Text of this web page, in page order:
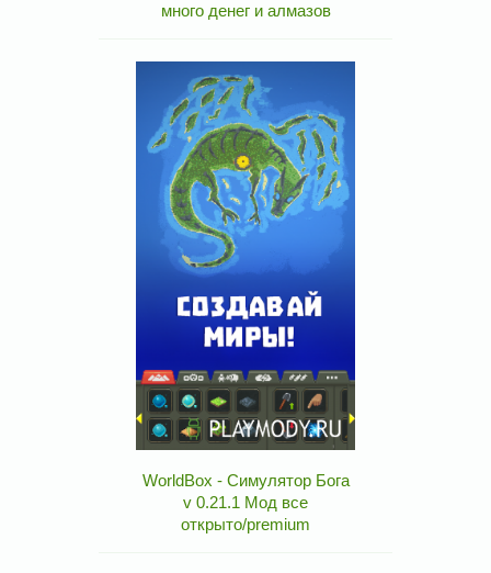
много денег и алмазов
WorldBox - Симулятор Бога
v 0.21.1 Мод все
открыто/premium